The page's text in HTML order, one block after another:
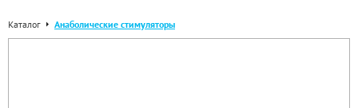
Каталог Анаболические стимуляторы